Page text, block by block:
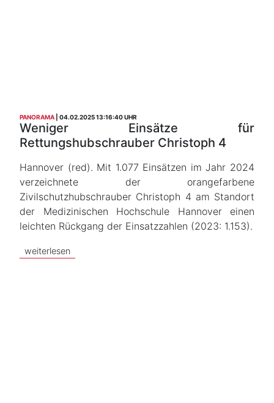
PANORAMA 04.02.2025 13:16:40 UHR
Weniger Einsätze für
Rettungshubschrauber Christoph 4
Hannover (red). Mit 1.077 Einsätzen im Jahr 2024
verzeichnete der orangefarbene
Zivilschutzhubschrauber Christoph 4 am Standort
der Medizinischen Hochschule Hannover einen
leichten Rückgang der Einsatzzahlen (2023: 1.153).
weiterlesen